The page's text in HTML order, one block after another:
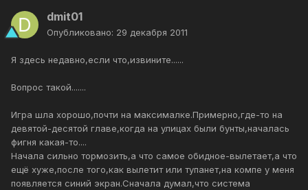
dmit01
Опубликовано: 29 декабря 2011
Я здесь недавно,если что,извините......
Вопрос такой.......
Игра шла хорошо,почти на максималке.Примерно,где-то на
девятой-десятой главе,когда на улицах были бунты,началась
фигня какая-то....
Начала сильно тормозить,а что самое обидное-вылетает,а что
ещё хуже,после того,как вылетит или тупанет,на компе у меня
появляется синий экран.Сначала думал,что система